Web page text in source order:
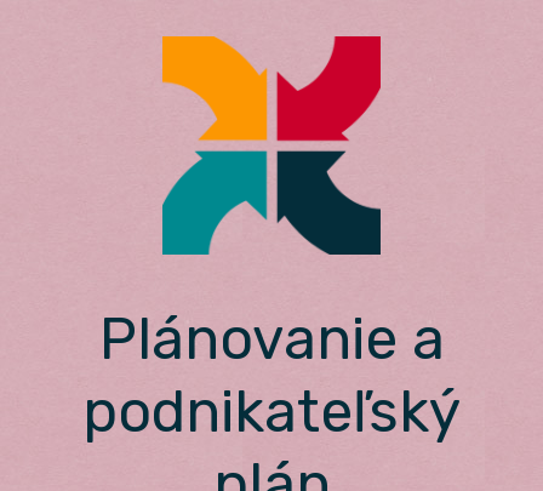
Plánovanie a
podnikateľský